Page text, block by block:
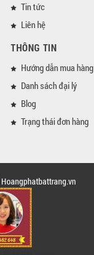
Tin tức
Liên hệ
THÔNG TIN
Hướng dẫn mua hàng
Danh sách đại lý
Blog
Trạng thái đơn hàng
Hoangphatbattrang.vn